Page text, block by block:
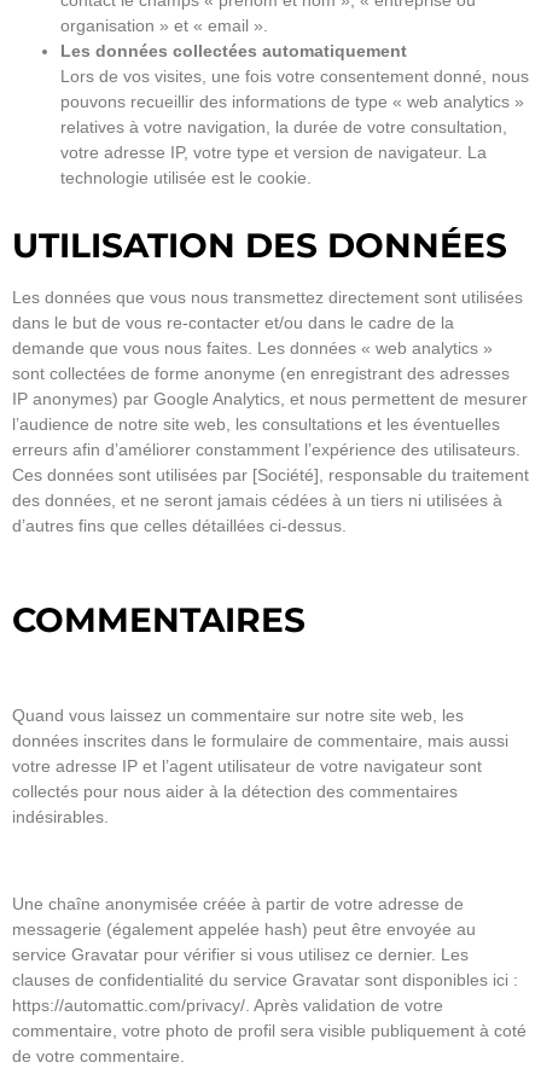
organisation » et « email ».
Les données collectées automatiquement
Lors de vos visites, une fois votre consentement donné, nous
pouvons recueillir des informations de type « web analytics »
relatives à votre navigation, la durée de votre consultation,
votre adresse IP, votre type et version de navigateur. La
technologie utilisée est le cookie.
UTILISATION DES DONNÉES
Les données que vous nous transmettez directement sont utilisées
dans le but de vous re-contacter et/ou dans le cadre de la
demande que vous nous faites. Les données « web analytics »
sont collectées de forme anonyme (en enregistrant des adresses
IP anonymes) par Google Analytics, et nous permettent de mesurer
l’audience de notre site web, les consultations et les éventuelles
erreurs afin d’améliorer constamment l’expérience des utilisateurs.
Ces données sont utilisées par [Société], responsable du traitement
des données, et ne seront jamais cédées à un tiers ni utilisées à
d’autres fins que celles détaillées ci-dessus.
COMMENTAIRES
Quand vous laissez un commentaire sur notre site web, les
données inscrites dans le formulaire de commentaire, mais aussi
votre adresse IP et l’agent utilisateur de votre navigateur sont
collectés pour nous aider à la détection des commentaires
indésirables.
Une chaîne anonymisée créée à partir de votre adresse de
messagerie (également appelée hash) peut être envoyée au
service Gravatar pour vérifier si vous utilisez ce dernier. Les
clauses de confidentialité du service Gravatar sont disponibles ici :
https://automattic.com/privacy/. Après validation de votre
commentaire, votre photo de profil sera visible publiquement à coté
de votre commentaire.